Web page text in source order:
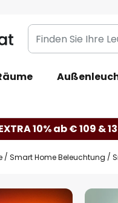
Finden
Sie
Leuchte...
10% ab € 109 &
Smart Home Beleuchtung